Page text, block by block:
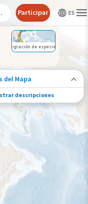
Migración de especies
del Mapa
de especies
esta especie durante todo
(alta
pájaro rastreado
de esta especie
descripciones
Participar